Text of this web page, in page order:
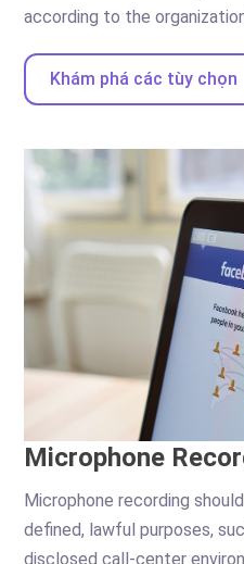
according to the
Khám phá các tùy chọn
Microphone
Microphone recording
defined, lawful purposes,
disclosed call-center